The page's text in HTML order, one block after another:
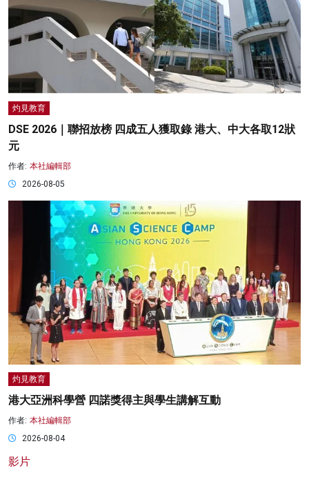
灼見教育
DSE 2026｜聯招放榜 四成五人獲取錄 港大、中大各取12狀
元
作者: 本社編輯部
2026-08-05
灼見教育
港大亞洲科學營 四諾獎得主與學生講解互動
作者: 本社編輯部
2026-08-04
影片